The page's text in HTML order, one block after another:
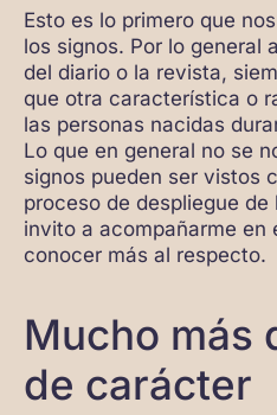
Esto es lo primero que
los signos. Por lo general
del diario o la revista,
que otra característica o
las personas nacidas
Lo que en general no se
signos pueden ser vistos
proceso de despliegue de
invito a acompañarme en
conocer más al respecto.
Mucho más
de carácter